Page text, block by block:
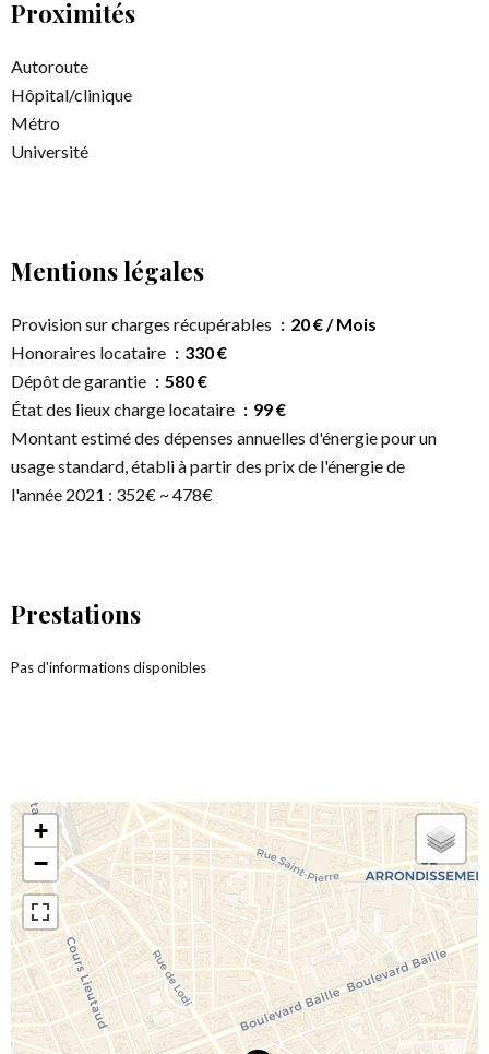
Proximités
Autoroute
Hôpital/clinique
Métro
Université
Mentions légales
Provision sur charges récupérables
20 € / Mois
Honoraires locataire
330 €
Dépôt de garantie
580 €
État des lieux charge locataire
99 €
Montant estimé des dépenses annuelles d'énergie pour un
usage standard, établi à partir des prix de l'énergie de
l'année 2021 : 352€ ~ 478€
Prestations
Pas d'informations disponibles
+
−